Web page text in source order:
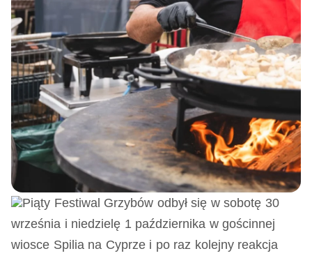
Piąty Festiwal Grzybów odbył się w sobotę 30
września i niedzielę 1 października w gościnnej
wiosce Spilia na Cyprze i po raz kolejny reakcja